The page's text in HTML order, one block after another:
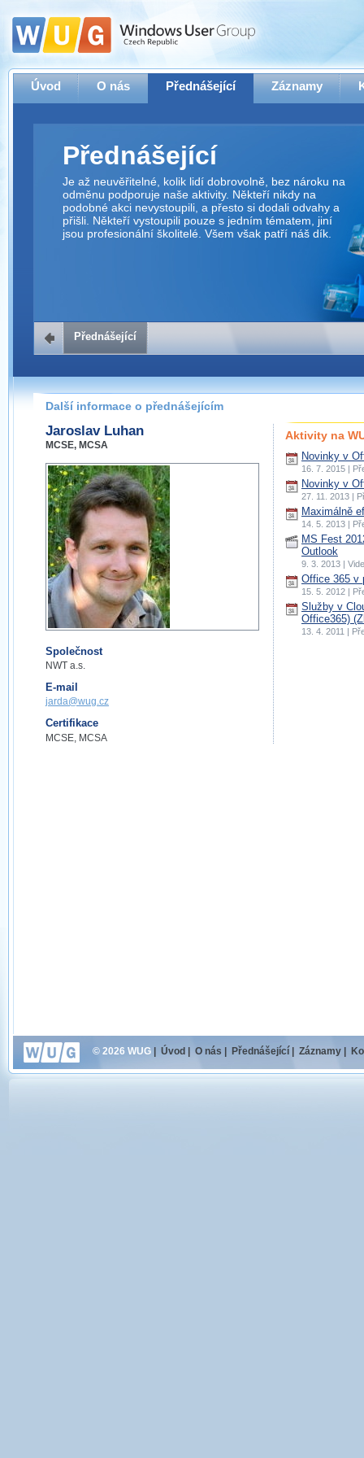
Úvod O nás Přednášející Záznamy
Přednášející
Je až neuvěřitelné, kolik lidí dobrovolně, bez nároku na
odměnu podporuje naše aktivity. Někteří nikdy na
podobné akci nevystoupili, a přesto si dodali odvahy a
přišli. Někteří vystoupili pouze s jedním tématem, jiní
jsou profesionální školitelé. Všem však patří náš dík.
Přednášející
Další informace o přednášejícím
Jaroslav Luhan
MCSE, MCSA
Společnost
NWT a.s.
E-mail
jarda@wug.cz
Certifikace
MCSE, MCSA
Aktivity na
Novinky v
16. 7. 2015 |
Novinky v
27. 11. 2013 |
Maximálně
14. 5. 2013 |
MS Fest
Outlook
9. 3. 2013 |
Office 365 v
15. 5. 2012 |
Služby v
Office365)
13. 4. 2011 |
© 2026 WUG Úvod O nás Přednášející Záznamy